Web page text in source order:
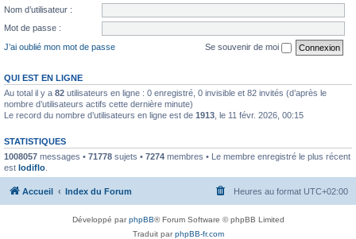
Nom d’utilisateur :
Mot de passe :
J’ai oublié mon mot de passe
Se souvenir de moi
QUI EST EN LIGNE
Au total il y a 82 utilisateurs en ligne : 0 enregistré, 0 invisible et 82 invités (d’après le
nombre d’utilisateurs actifs cette dernière minute)
Le record du nombre d’utilisateurs en ligne est de 1913 , le 11 févr. 2026, 00:15
STATISTIQUES
1008057 messages • 71778 sujets • 7274 membres • Le membre enregistré le plus récent
est lodiflo
Accueil Index du Forum Heures au format UTC+02:00
Développé parphpBB® Forum Software © phpBB Limited
Traduit parphpBB-fr.com